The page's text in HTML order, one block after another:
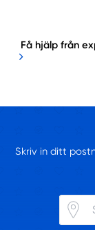
Få hjälp från
Skriv in ditt